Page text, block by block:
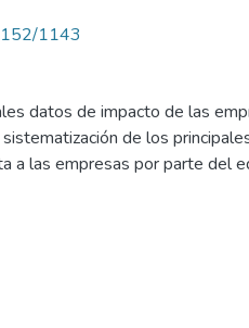
1143
datos de impacto de las
de los
a las empresas por parte del